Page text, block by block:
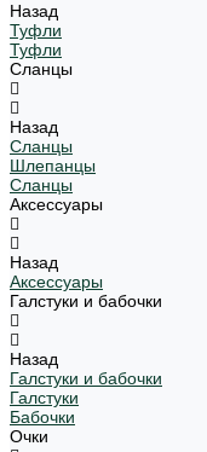
Назад
Туфли
Туфли
Сланцы
Назад
Сланцы
Шлепанцы
Сланцы
Аксессуары
Назад
Аксессуары
Галстуки и бабочки
Назад
Галстуки и бабочки
Галстуки
Бабочки
Очки